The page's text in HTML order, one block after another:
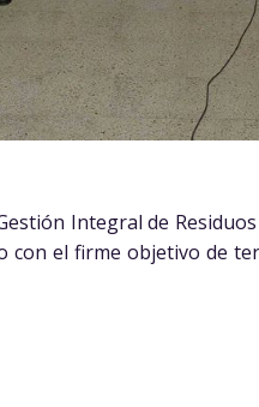
Integral de
con el firme objetivo de